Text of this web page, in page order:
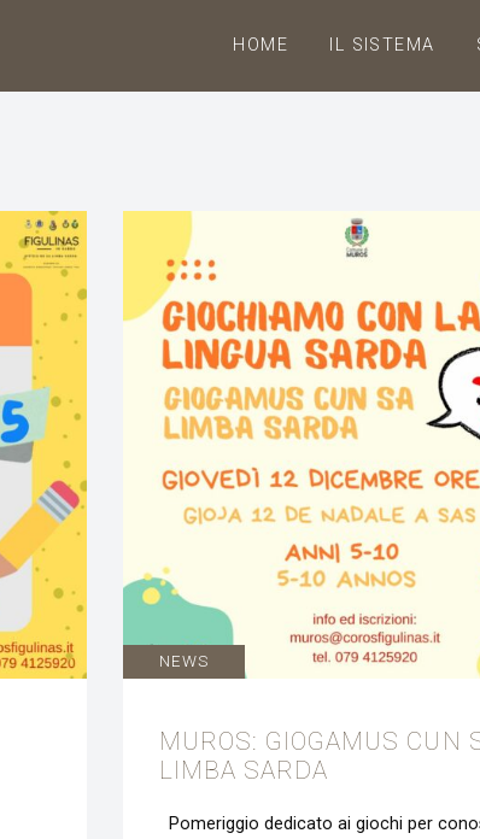
HOME IL SISTEMA
NEWS
MUROS: GIOGAMUS CUN
LIMBA SARDA
Pomeriggio dedicato ai giochi per